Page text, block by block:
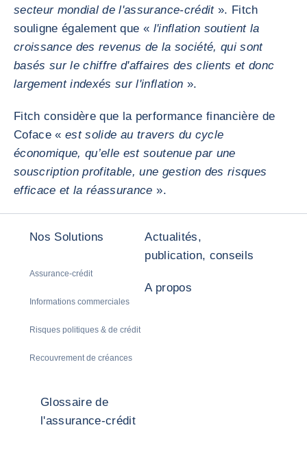
secteur mondial de l'assurance-crédit». Fitch
souligne également que « l'inflation soutient la
croissance des revenus de la société, qui sont
basés sur le chiffre d'affaires des clients et donc
largement indexés sur l'inflation ».
Fitch considère que la performance financière de
Coface «est solide au travers du cycle
économique, qu’elle est soutenue par une
souscription profitable, une gestion des risques
efficace et la réassurance ».
Nos Solutions
Assurance-crédit
Informations commerciales
Risques politiques & de crédit
Recouvrement de créances
Actualités,
publication, conseils
A propos
Glossaire de
l'assurance-crédit